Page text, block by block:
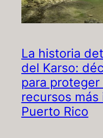
La historia
del Karso:
para
recursos
Puerto Rico